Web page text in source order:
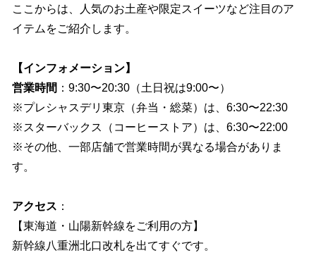
ここからは、人気のお土産や限定スイーツなど注目のア
イテムをご紹介します。
【インフォメーション】
営業時間 ：9:30〜20:30（土日祝は9:00〜）
※プレシャスデリ東京（弁当・総菜）は、6:30〜22:30
※スターバックス（コーヒーストア）は、6:30〜22:00
※その他、一部店舗で営業時間が異なる場合がありま
す。
アクセス ：
【東海道・山陽新幹線をご利用の方】
新幹線八重洲北口改札を出てすぐです。